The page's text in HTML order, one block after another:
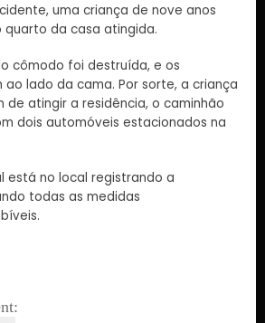
uma criança de nove anos
da casa atingida.
cômodo foi destruída, e os
lado da cama. Por sorte, a criança
de atingir a residência, o caminhão
dois automóveis estacionados na
está no local registrando a
todas as medidas